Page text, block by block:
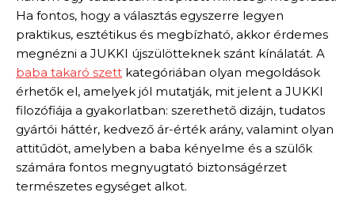
Ha fontos, hogy a választás egyszerre legyen
praktikus, esztétikus és megbízható, akkor érdemes
megnézni a JUKKI újszülötteknek szánt kínálatát. A
baba takaró szett kategóriában olyan megoldások
érhetők el, amelyek jól mutatják, mit jelent a JUKKI
filozófiája a gyakorlatban: szerethető dizájn, tudatos
gyártói háttér, kedvező ár-érték arány, valamint olyan
attitűdöt, amelyben a baba kényelme és a szülők
számára fontos megnyugtató biztonságérzet
természetes egységet alkot.